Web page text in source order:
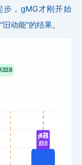
步，gMG才刚开始
动能"的结果。